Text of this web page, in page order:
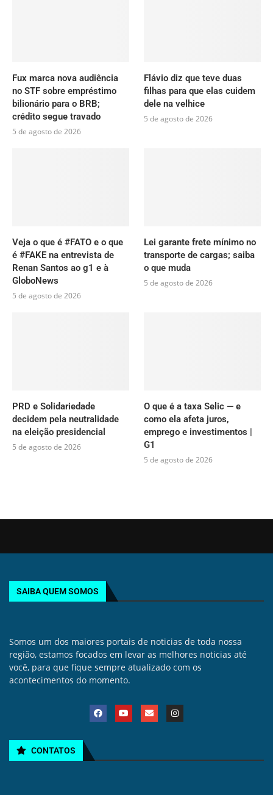
Fux marca nova audiência
no STF sobre empréstimo
bilionário para o BRB;
crédito segue travado
5 de agosto de 2026
Flávio diz que teve duas
filhas para que elas cuidem
dele na velhice
5 de agosto de 2026
Veja o que é #FATO e o que
é #FAKE na entrevista de
Renan Santos ao g1 e à
GloboNews
5 de agosto de 2026
Lei garante frete mínimo no
transporte de cargas; saiba
o que muda
5 de agosto de 2026
PRD e Solidariedade
decidem pela neutralidade
na eleição presidencial
5 de agosto de 2026
O que é a taxa Selic — e
como ela afeta juros,
emprego e investimentos |
G1
5 de agosto de 2026
SAIBA QUEM SOMOS
Somos um dos maiores portais de noticias de toda nossa
região, estamos focados em levar as melhores noticias até
você, para que fique sempre atualizado com os
acontecimentos do momento.
CONTATOS